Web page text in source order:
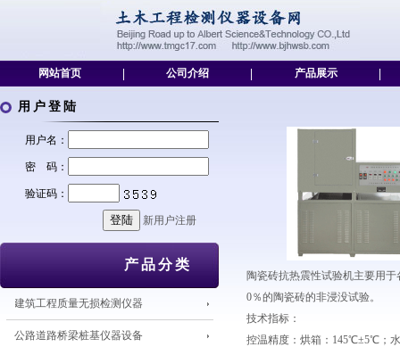
网站首页 公司介绍 产品展示
用户登陆
用户名：
密 码：
验证码：
新用户注册
产品分类
建筑工程质量无损检测仪器
公路道路桥梁桩基仪器设备
陶瓷砖抗热震性试验机主要用
0％的陶瓷砖的非浸没试验。
技术指标：
控温精度：烘箱：145℃±5℃；